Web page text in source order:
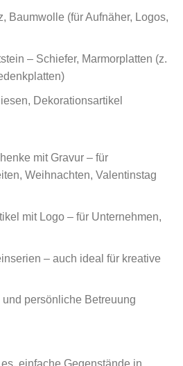
Baumwolle (für Aufnäher, Logos,
– Schiefer, Marmorplatten (z.
Dekorationsartikel
mit Gravur – für
Weihnachten, Valentinstag
mit Logo – für Unternehmen,
– auch ideal für kreative
persönliche Betreuung
einfache Gegenstände in